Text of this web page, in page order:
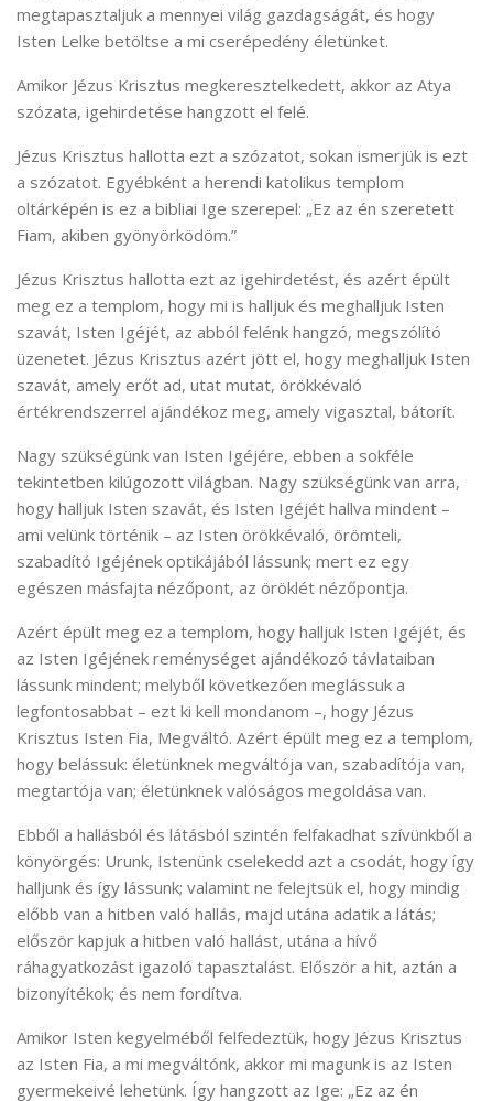
megtapasztaljuk a mennyei világ gazdagságát, és hogy
Isten Lelke betöltse a mi cserépedény életünket.
Amikor Jézus Krisztus megkeresztelkedett, akkor az Atya
szózata, igehirdetése hangzott el felé.
Jézus Krisztus hallotta ezt a szózatot, sokan ismerjük is ezt
a szózatot. Egyébként a herendi katolikus templom
oltárképén is ez a bibliai Ige szerepel: „Ez az én szeretett
Fiam, akiben gyönyörködöm.”
Jézus Krisztus hallotta ezt az igehirdetést, és azért épült
meg ez a templom, hogy mi is halljuk és meghalljuk Isten
szavát, Isten Igéjét, az abból felénk hangzó, megszólító
üzenetet. Jézus Krisztus azért jött el, hogy meghalljuk Isten
szavát, amely erőt ad, utat mutat, örökkévaló
értékrendszerrel ajándékoz meg, amely vigasztal, bátorít.
Nagy szükségünk van Isten Igéjére, ebben a sokféle
tekintetben kilúgozott világban. Nagy szükségünk van arra,
hogy halljuk Isten szavát, és Isten Igéjét hallva mindent –
ami velünk történik – az Isten örökkévaló, örömteli,
szabadító Igéjének optikájából lássunk; mert ez egy
egészen másfajta nézőpont, az öröklét nézőpontja.
Azért épült meg ez a templom, hogy halljuk Isten Igéjét, és
az Isten Igéjének reménységet ajándékozó távlataiban
lássunk mindent; melyből következően meglássuk a
legfontosabbat – ezt ki kell mondanom –, hogy Jézus
Krisztus Isten Fia, Megváltó. Azért épült meg ez a templom,
hogy belássuk: életünknek megváltója van, szabadítója van,
megtartója van; életünknek valóságos megoldása van.
Ebből a hallásból és látásból szintén felfakadhat szívünkből a
könyörgés: Urunk, Istenünk cselekedd azt a csodát, hogy így
halljunk és így lássunk; valamint ne felejtsük el, hogy mindig
előbb van a hitben való hallás, majd utána adatik a látás;
először kapjuk a hitben való hallást, utána a hívő
ráhagyatkozást igazoló tapasztalást. Először a hit, aztán a
bizonyítékok; és nem fordítva.
Amikor Isten kegyelméből felfedeztük, hogy Jézus Krisztus
az Isten Fia, a mi megváltónk, akkor mi magunk is az Isten
gyermekeivé lehetünk. Így hangzott az Ige: „Ez az én